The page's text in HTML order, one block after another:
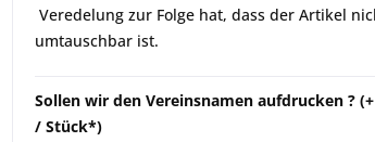
Veredelung zur Folge hat, dass der Artikel
umtauschbar ist.
Sollen wir den Vereinsnamen aufdrucken ?
/ Stück*)